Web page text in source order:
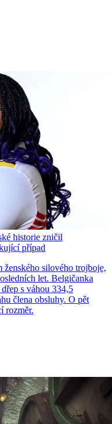
historie zničil
případ
silového trojboje,
let. Belgičanka
s váhou 334,5
člena obsluhy. O pět
rozměr.